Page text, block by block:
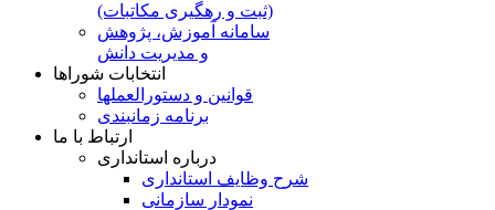
(ثبت و رهگیری مکاتبات)
سامانه آموزش، پژوهش
و مدیریت دانش
انتخابات شوراها
قوانین و دستورالعملها
برنامه زمانبندی
ارتباط با ما
درباره استانداری
شرح وظایف استانداری
نمودار سازمانی